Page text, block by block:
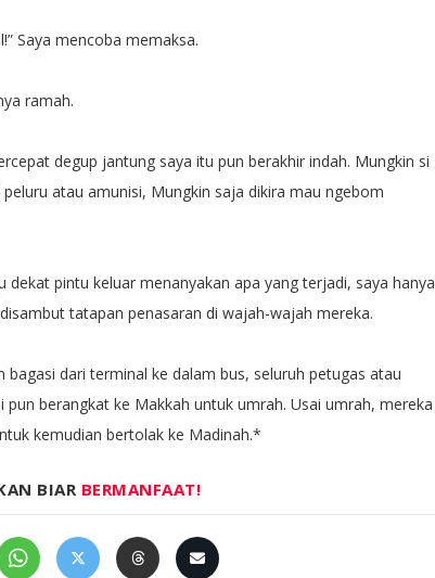
Saya mencoba memaksa.
ramah.
degup jantung saya itu pun berakhir indah. Mungkin si
atau amunisi, Mungkin saja dikira mau ngebom
pintu keluar menanyakan apa yang terjadi, saya hanya
tatapan penasaran di wajah-wajah mereka.
dari terminal ke dalam bus, seluruh petugas atau
berangkat ke Makkah untuk umrah. Usai umrah, mereka
kemudian bertolak ke Madinah.*
BIAR BERMANFAAT!